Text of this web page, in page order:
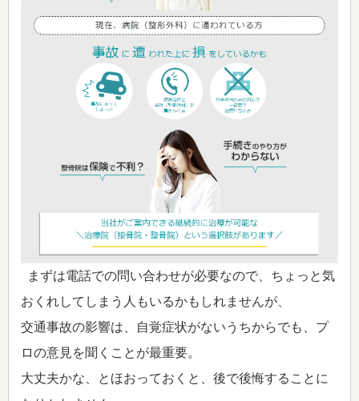
まずは電話での問い合わせが必要なので、ちょっと気
おくれしてしまう人もいるかもしれませんが、
交通事故の影響は、自覚症状がないうちからでも、プ
ロの意見を聞くことが最重要。
大丈夫かな、とほおっておくと、後で後悔することに